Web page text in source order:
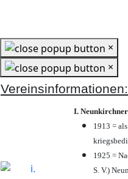
×
×
Vereinsinformationen:
I.
1913 =
1925 =
S. V.)